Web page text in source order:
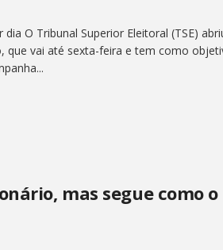
O Tribunal Superior Eleitoral (TSE)
que vai até sexta-feira e tem como
mas segue como